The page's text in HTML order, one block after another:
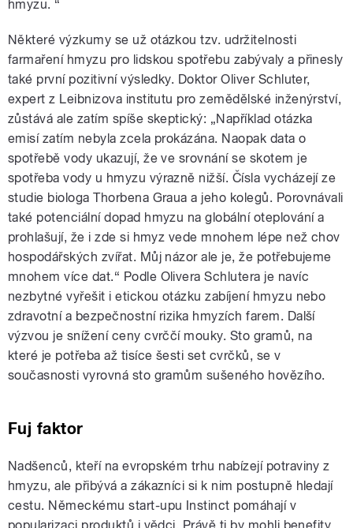
hmyzu. “
Některé výzkumy se už otázkou tzv. udržitelnosti
farmaření hmyzu pro lidskou spotřebu zabývaly a přinesly
také první pozitivní výsledky. Doktor Oliver Schluter,
expert z Leibnizova institutu pro zemědělské inženýrství,
zůstává ale zatím spíše skeptický: „Například otázka
emisí zatím nebyla zcela prokázána. Naopak data o
spotřebě vody ukazují, že ve srovnání se skotem je
spotřeba vody u hmyzu výrazně nižší. Čísla vycházejí ze
studie biologa Thorbena Graua a jeho kolegů. Porovnávali
také potenciální dopad hmyzu na globální oteplování a
prohlašují, že i zde si hmyz vede mnohem lépe než chov
hospodářských zvířat. Můj názor ale je, že potřebujeme
mnohem více dat.“ Podle Olivera Schlutera je navíc
nezbytné vyřešit i etickou otázku zabíjení hmyzu nebo
zdravotní a bezpečnostní rizika hmyzích farem. Další
výzvou je snížení ceny cvrččí mouky. Sto gramů, na
které je potřeba až tisíce šesti set cvrčků, se v
současnosti vyrovná sto gramům sušeného hovězího.
Fuj faktor
Nadšenců, kteří na evropském trhu nabízejí potraviny z
hmyzu, ale přibývá a zákazníci si k nim postupně hledají
cestu. Německému start-upu Instinct pomáhají v